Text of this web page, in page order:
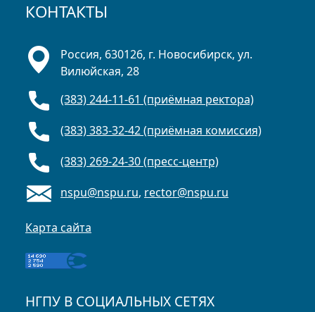
КОНТАКТЫ
Россия, 630126, г. Новосибирск, ул.
Вилюйская, 28
(383) 244-11-61 (приёмная ректора)
(383) 383-32-42 (приёмная комиссия)
(383) 269-24-30 (пресс-центр)
nspu@nspu.ru, rector@nspu.ru
Карта сайта
НГПУ В СОЦИАЛЬНЫХ СЕТЯХ